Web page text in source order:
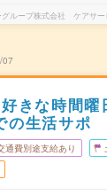
グループ株式会社 ケアサ
07
きな時間曜
の生活サポ
通費別途支給あり